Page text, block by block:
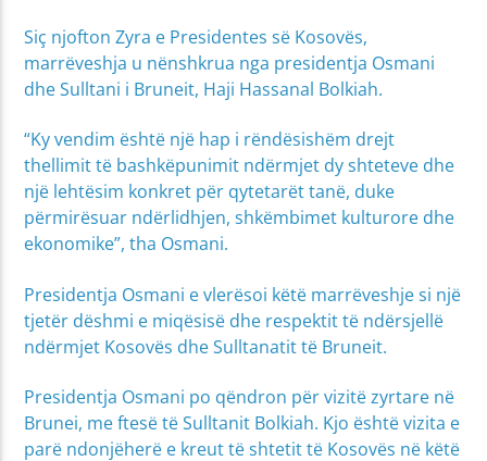
Siç njofton Zyra e Presidentes së Kosovës,
marrëveshja u nënshkrua nga presidentja Osmani
dhe Sulltani i Bruneit, Haji Hassanal Bolkiah.
“Ky vendim është një hap i rëndësishëm drejt
thellimit të bashkëpunimit ndërmjet dy shteteve dhe
një lehtësim konkret për qytetarët tanë, duke
përmirësuar ndërlidhjen, shkëmbimet kulturore dhe
ekonomike”, tha Osmani.
Presidentja Osmani e vlerësoi këtë marrëveshje si një
tjetër dëshmi e miqësisë dhe respektit të ndërsjellë
ndërmjet Kosovës dhe Sulltanatit të Bruneit.
Presidentja Osmani po qëndron për vizitë zyrtare në
Brunei, me ftesë të Sulltanit Bolkiah. Kjo është vizita e
parë ndonjëherë e kreut të shtetit të Kosovës në këtë